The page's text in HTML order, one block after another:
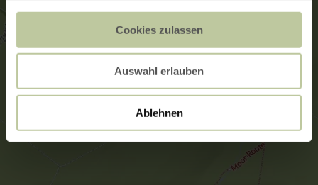
Cookies zulassen
Auswahl erlauben
Ablehnen